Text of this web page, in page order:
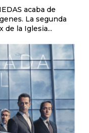
acaba de
La segunda
de la Iglesia...